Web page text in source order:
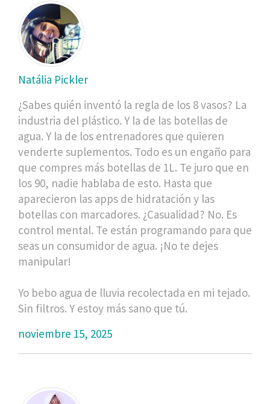
Natália Pickler
¿Sabes quién inventó la regla de los 8 vasos? La
industria del plástico. Y la de las botellas de
agua. Y la de los entrenadores que quieren
venderte suplementos. Todo es un engaño para
que compres más botellas de 1L. Te juro que en
los 90, nadie hablaba de esto. Hasta que
aparecieron las apps de hidratación y las
botellas con marcadores. ¿Casualidad? No. Es
control mental. Te están programando para que
seas un consumidor de agua. ¡No te dejes
manipular!
Yo bebo agua de lluvia recolectada en mi tejado.
Sin filtros. Y estoy más sano que tú.
noviembre 15, 2025